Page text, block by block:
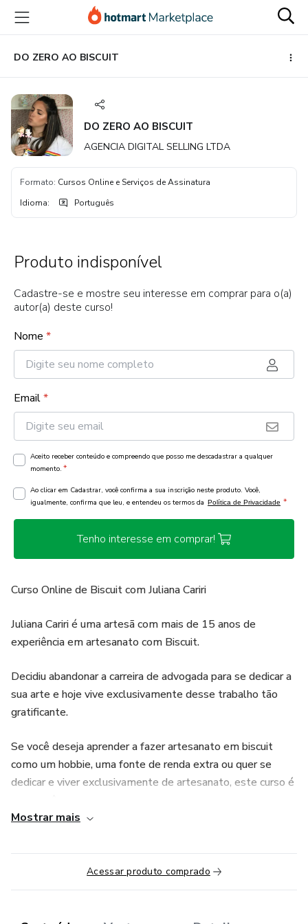
para
conteúdo
principal
para
pagamento
para
rodapéDO ZERO AO BISCUIT
DO ZERO AO BISCUIT
AGENCIA DIGITAL SELLING LTDA
Formato: Cursos Online e Serviços de Assinatura
Idioma: Português
Produto indisponível
Cadastre-se e mostre seu interesse em comprar para o(a)
autor(a) deste curso!
Nome *
Email*
Aceito receber conteúdo e compreendo que posso me descadastrar a qualquer
momento. *
Ao clicar em Cadastrar, você confirma a sua inscrição neste produto. Você,
igualmente, confirma que leu, e entendeu os termos da Política de Privacidade *
Tenho interesse em comprar!
Curso Online de Biscuit com Juliana Cariri
Juliana Cariri é uma artesã com mais de 15 anos de
experiência em artesanato com Biscuit.
Decidiu abandonar a carreira de advogada para se dedicar a
sua arte e hoje vive exclusivamente desse trabalho tão
gratificante.
Se você deseja aprender a fazer artesanato em biscuit
como um hobbie, uma fonte de renda extra ou quer se
dedicar e viver exclusivamente de artesanato, este curso é
biscuit do zero com peças práticas e que podem ser
vendidas rapidamente.
Mostrar mais
Acessar produto comprado